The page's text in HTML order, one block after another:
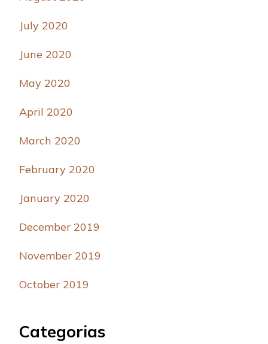
July 2020
June 2020
May 2020
April 2020
March 2020
February 2020
January 2020
December 2019
November 2019
October 2019
Categorias